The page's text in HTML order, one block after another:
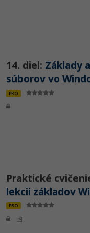
14. diel: Základy
súborov vo
PRO
Praktické
lekcii základov
PRO